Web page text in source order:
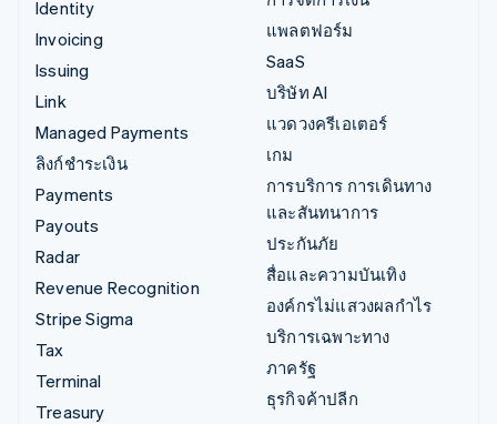
Identity
Invoicing
Issuing
Link
Managed Payments
ลิงก์ชำระเงิน
Payments
Payouts
Radar
Revenue Recognition
Stripe Sigma
Tax
Terminal
Treasury
แพลตฟอร์ม
SaaS
บริษัท AI
แวดวงครีเอเตอร์
เกม
การบริการ การเดินทาง
และสันทนาการ
ประกันภัย
สื่อและความบันเทิง
องค์กรไม่แสวงผลกำไร
บริการเฉพาะทาง
ภาครัฐ
ธุรกิจค้าปลีก